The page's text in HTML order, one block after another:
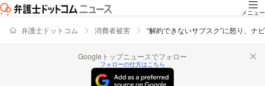
メニュー
弁護士ドットコム 消費者被害 “解約できないサブスク”に怒り、
Googleトップニュースでフォロー
フォローの仕方はこちら